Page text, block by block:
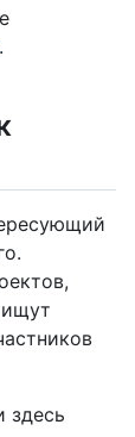
.
здесь